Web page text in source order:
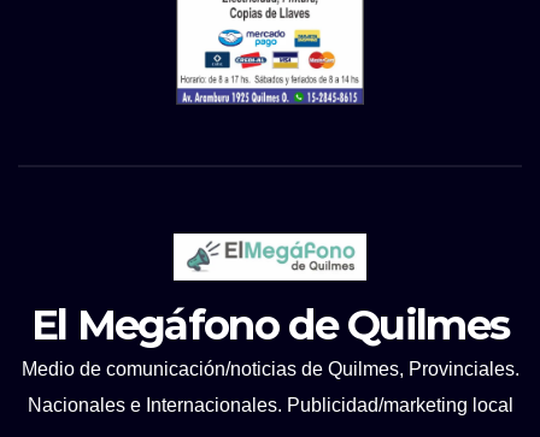
El Megáfono de Quilmes
Medio de comunicación/noticias de Quilmes, Provinciales.
Nacionales e Internacionales. Publicidad/marketing local